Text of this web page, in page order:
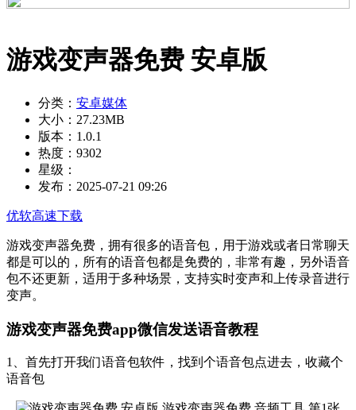
游戏变声器免费 安卓版
分类： 安卓媒体
大小： 27.23MB
版本： 1.0.1
热度： 9302
星级：
发布： 2025-07-21 09:26
优软高速下载
游戏变声器免费，拥有很多的语音包，用于游戏或者日常聊天
都是可以的，所有的语音包都是免费的，非常有趣，另外语音
包不还更新，适用于多种场景，支持实时变声和上传录音进行
变声。
游戏变声器免费app微信发送语音教程
1、首先打开我们语音包软件，找到个语音包点进去，收藏个
语音包